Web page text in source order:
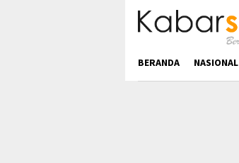
BERANDA NASIONAL